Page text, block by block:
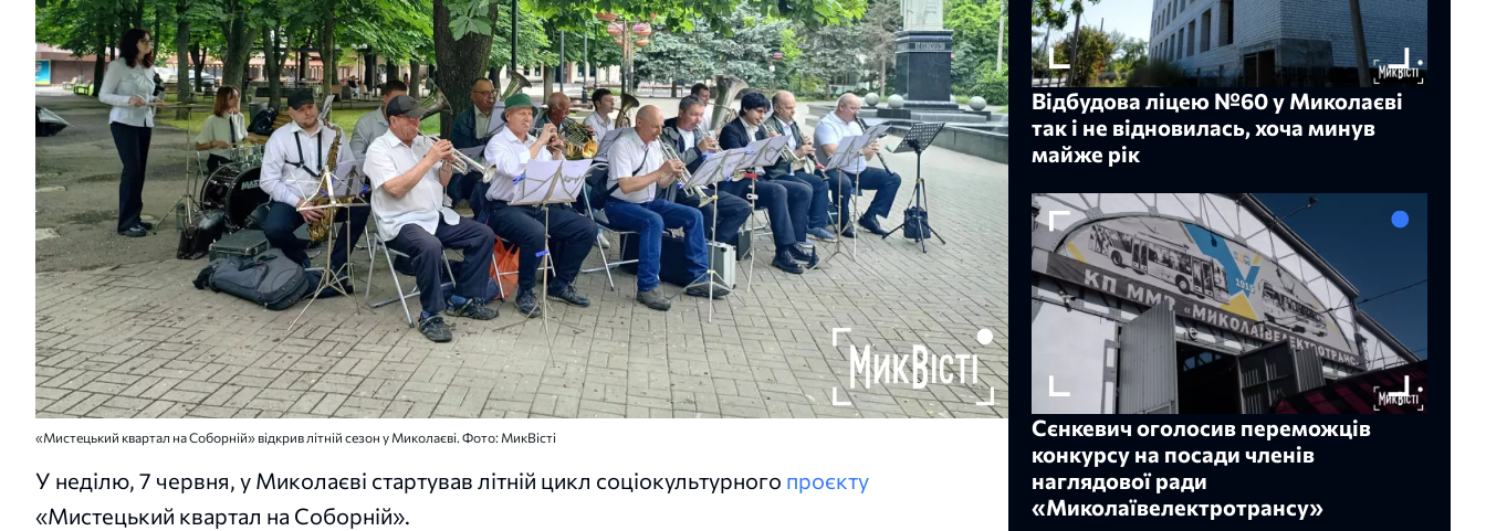
«Мистецький квартал на Соборній» відкрив літній сезон у Миколаєві. Фото: МикВісті
У неділю, 7 червня, у Миколаєві стартував літній цикл соціокультурного проєкту
«Мистецький квартал на Соборній».
Відбудова ліцею №60 у Миколаєві
так і не відновилась, хоча минув
майже рік
Сєнкевич оголосив переможців
конкурсу на посади членів
наглядової ради
«Миколаївелектротрансу»